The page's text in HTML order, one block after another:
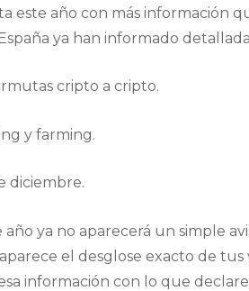
este año con más información
ya han informado
cripto a cripto.
y farming.
diciembre.
año ya no aparecerá un simple
el desglose exacto de
información con lo que